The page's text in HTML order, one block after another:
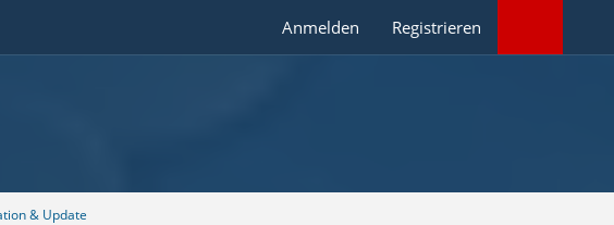
Anmelden Registrieren
& Update